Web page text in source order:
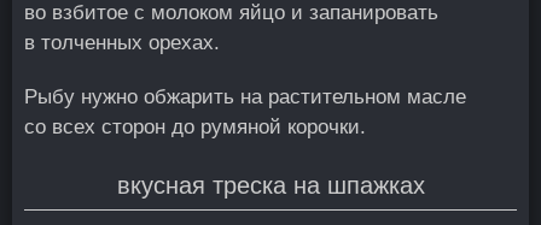
во взбитое с молоком яйцо и запанировать
в толченных орехах.
Рыбу нужно обжарить на растительном масле
со всех сторон до румяной корочки.
вкусная треска на шпажках